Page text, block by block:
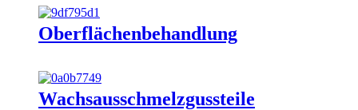
Oberflächenbehandlung
Wachsausschmelzgussteile